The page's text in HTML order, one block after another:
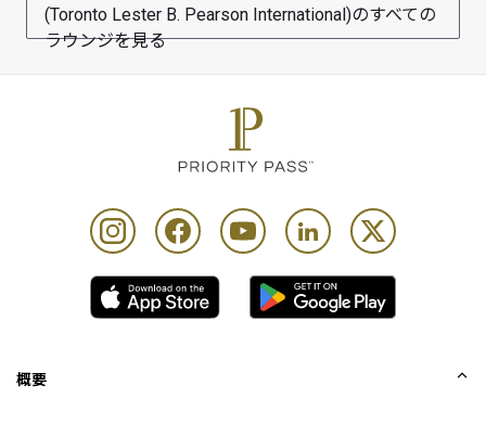
(Toronto Lester B. Pearson International)のすべての
ラウンジを見る
概要